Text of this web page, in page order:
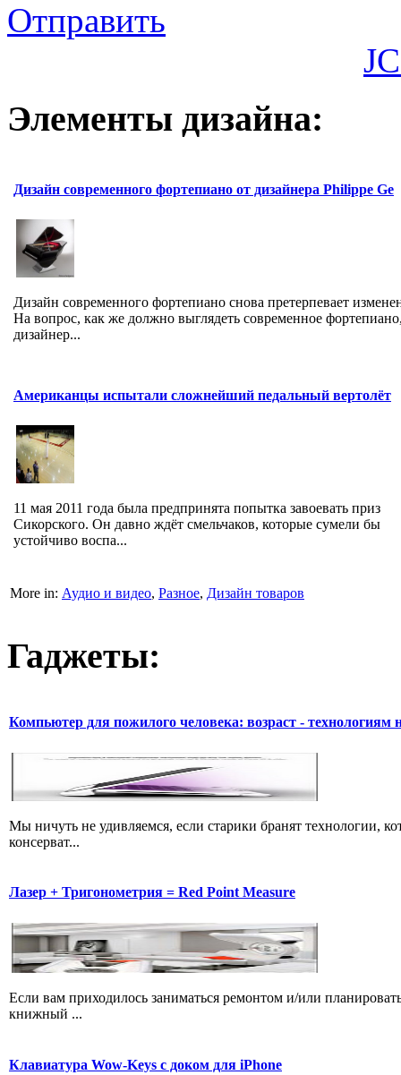
Отправить
Элементы дизайна:
Дизайн современного фортепиано от дизайнера Philippe Ge
Дизайн современного фортепиано снова претерпевает
На вопрос, как же должно выглядеть современное
дизайнер...
Американцы испытали сложнейший педальный вертолёт
11 мая 2011 года была предпринята попытка завоевать приз
Сикорского. Он давно ждёт смельчаков, которые сумели бы
устойчиво воспа...
More in: Аудио и видео, Разное, Дизайн товаров
Гаджеты:
Компьютер для пожилого человека: возраст - технологиям
Мы ничуть не удивляемся, если старики бранят технологии,
консерват...
Лазер + Тригонометрия = Red Point Measure
Если вам приходилось заниматься ремонтом и/или
книжный ...
Клавиатура Wow-Keys с доком для iPhone